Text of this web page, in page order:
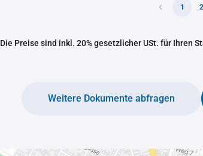
1 2
Die Preise sind inkl. 20% gesetzlicher USt. für Ihren
Weitere Dokumente abfragen